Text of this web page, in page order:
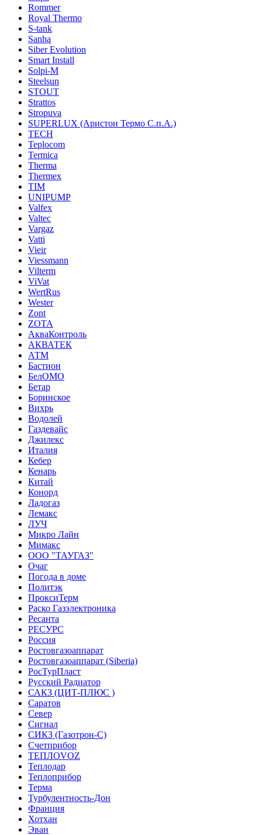
Rommer
Royal Thermo
S-tank
Sanha
Siber Evolution
Smart Install
Solpi-M
Steelsun
STOUT
Strattos
Stropuva
SUPERLUX (Аристон Термо С.п.А.)
TECH
Teplocom
Termica
Therma
Thermex
TIM
UNIPUMP
Valfex
Valtec
Vargaz
Vatti
Vieir
Viessmann
Vilterm
ViVat
WertRus
Wester
Zont
ZOTA
АкваКонтроль
АКВАТЕК
АТМ
Бастион
БелОМО
Бетар
Боринское
Вихрь
Водолей
Газдевайс
Джилекс
Италия
Кебер
Кенарь
Китай
Конорд
Ладогаз
Лемакс
ЛУЧ
Микро Лайн
Мимакс
ООО "ТАУГАЗ"
Очаг
Погода в доме
Политэк
ПроксиТерм
Раско Газэлектроника
Ресанта
РЕСУРС
Россия
Ростовгазоаппарат
Ростовгазоаппарат (Siberia)
РосТурПласт
Русский Радиатор
САКЗ (ЦИТ-ПЛЮС )
Саратов
Север
Сигнал
СИКЗ (Газотрон-С)
Счетприбор
ТЕПЛОVOZ
Теплодар
Теплоприбор
Терма
Турбулентность-Дон
Франция
Хотхан
Эван